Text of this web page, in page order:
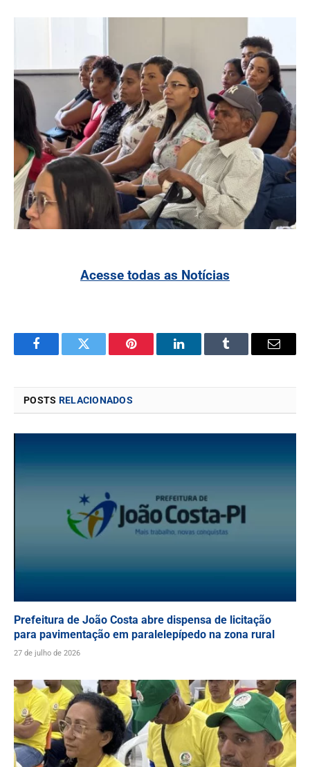
Acesse todas as Notícias
FacebookTwitter Pinterest LinkedInTumblr Email
POSTS RELACIONADOS
Prefeitura de João Costa abre dispensa de licitação
para pavimentação em paralelepípedo na zona rural
27 de julho de 2026